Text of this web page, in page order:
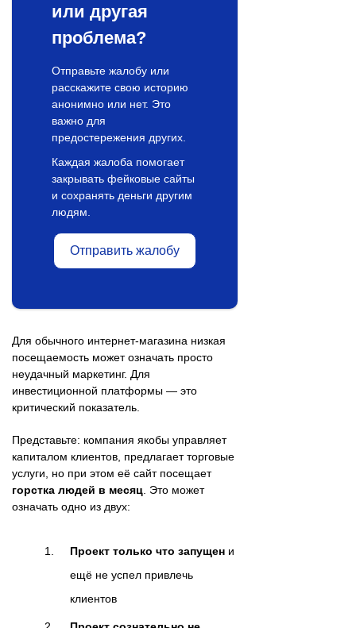
или другая
проблема?
Отправьте жалобу или
расскажите свою историю
анонимно или нет. Это
важно для
предостережения других.
Каждая жалоба помогает
закрывать фейковые сайты
и сохранять деньги другим
людям.
Отправить жалобу
Для обычного интернет-магазина низкая
посещаемость может означать просто
неудачный маркетинг. Для
инвестиционной платформы — это
критический показатель.
Представьте: компания якобы управляет
капиталом клиентов, предлагает торговые
услуги, но при этом её сайт посещает
горстка людей в месяц . Это может
означать одно из двух:
Проект только что запущен и
ещё не успел привлечь
клиентов